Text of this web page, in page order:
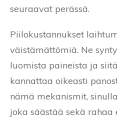
seuraavat perässä.
Piilokustannukset
väistämättömiä. Ne
luomista paineista ja
kannattaa oikeasti
nämä mekanismit,
joka säästää sekä rahaa